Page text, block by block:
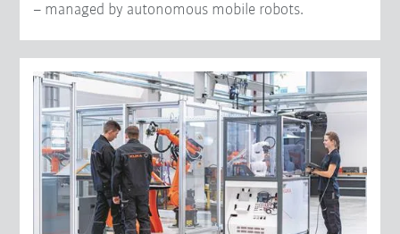
– managed by autonomous mobile robots.